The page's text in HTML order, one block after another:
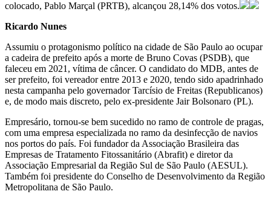
colocado, Pablo Marçal (PRTB), alcançou 28,14% dos votos.
Ricardo Nunes
Assumiu o protagonismo político na cidade de São Paulo ao ocupar
a cadeira de prefeito após a morte de Bruno Covas (PSDB), que
faleceu em 2021, vítima de câncer. O candidato do MDB, antes de
ser prefeito, foi vereador entre 2013 e 2020, tendo sido apadrinhado
nesta campanha pelo governador Tarcísio de Freitas (Republicanos)
e, de modo mais discreto, pelo ex-presidente Jair Bolsonaro (PL).
Empresário, tornou-se bem sucedido no ramo de controle de pragas,
com uma empresa especializada no ramo da desinfecção de navios
nos portos do país. Foi fundador da Associação Brasileira das
Empresas de Tratamento Fitossanitário (Abrafit) e diretor da
Associação Empresarial da Região Sul de São Paulo (AESUL).
Também foi presidente do Conselho de Desenvolvimento da Região
Metropolitana de São Paulo.